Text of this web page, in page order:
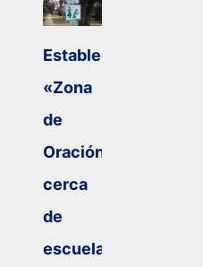
Establecen
«Zona
de
Oración»
cerca
de
escuelas